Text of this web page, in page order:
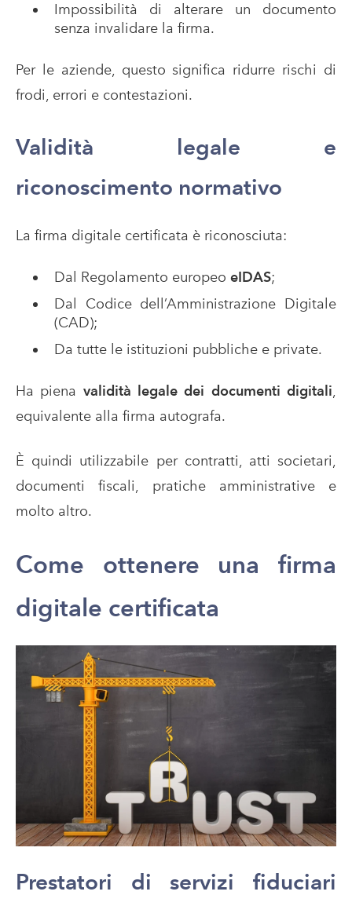
Impossibilità di alterare un documento
senza invalidare la firma.
Per le aziende, questo significa ridurre rischi di
frodi, errori e contestazioni.
Validità legale e
riconoscimento normativo
La firma digitale certificata è riconosciuta:
Dal Regolamento europeo eIDAS;
Dal Codice dell’Amministrazione Digitale
(CAD);
Da tutte le istituzioni pubbliche e private.
Ha piena validità legale dei documenti digitali,
equivalente alla firma autografa.
È quindi utilizzabile per contratti, atti societari,
documenti fiscali, pratiche amministrative e
molto altro.
Come ottenere una firma
digitale certificata
Prestatori di servizi fiduciari